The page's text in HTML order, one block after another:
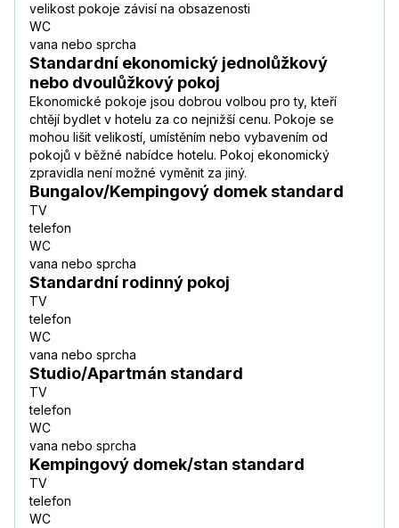
velikost pokoje závisí na obsazenosti
WC
vana nebo sprcha
Standardní ekonomický jednolůžkový
nebo dvoulůžkový pokoj
Ekonomické pokoje jsou dobrou volbou pro ty, kteří
chtějí bydlet v hotelu za co nejnižší cenu. Pokoje se
mohou lišit velikostí, umístěním nebo vybavením od
pokojů v běžné nabídce hotelu. Pokoj ekonomický
zpravidla není možné vyměnit za jiný.
Bungalov/Kempingový domek standard
TV
telefon
WC
vana nebo sprcha
Standardní rodinný pokoj
TV
telefon
WC
vana nebo sprcha
Studio/Apartmán standard
TV
telefon
WC
vana nebo sprcha
Kempingový domek/stan standard
TV
telefon
WC